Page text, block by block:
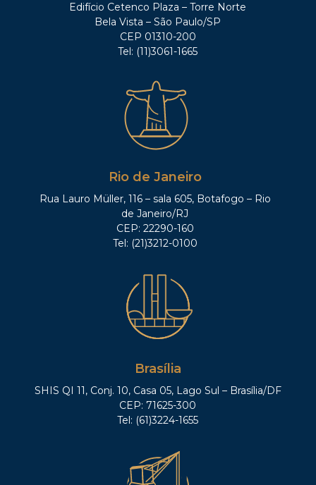
Edifício Cetenco Plaza – Torre Norte
Bela Vista – São Paulo/SP
CEP 01310-200
Tel: (11)3061-1665
Rio de Janeiro
Rua Lauro Müller, 116 – sala 605, Botafogo – Rio
de Janeiro/RJ
CEP: 22290-160
Tel: (21)3212-0100
Brasília
SHIS QI 11, Conj. 10, Casa 05, Lago Sul – Brasília/DF
CEP: 71625-300
Tel: (61)3224-1655